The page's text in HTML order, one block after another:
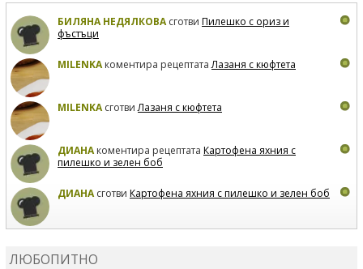
БИЛЯНА НЕДЯЛКОВАсготви Пилешко с ориз и
фъстъци
MILENKAкоментира рецептатаЛазаня с кюфтета
MILENKAсготвиЛазаня с кюфтета
ДИАНАкоментира рецептата Картофена яхния с
пилешко и зелен боб
ДИАНАсготви Картофена яхния с пилешко и зелен боб
ЛЮБОПИТНО